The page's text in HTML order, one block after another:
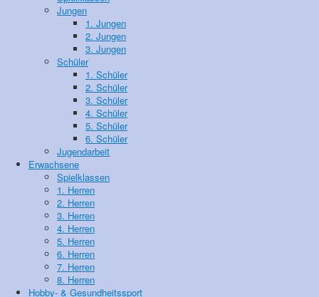
Jungen
1. Jungen
2. Jungen
3. Jungen
Schüler
1. Schüler
2. Schüler
3. Schüler
4. Schüler
5. Schüler
6. Schüler
Jugendarbeit
Erwachsene
Spielklassen
1. Herren
2. Herren
3. Herren
4. Herren
5. Herren
6. Herren
7. Herren
8. Herren
Hobby- & Gesundheitssport